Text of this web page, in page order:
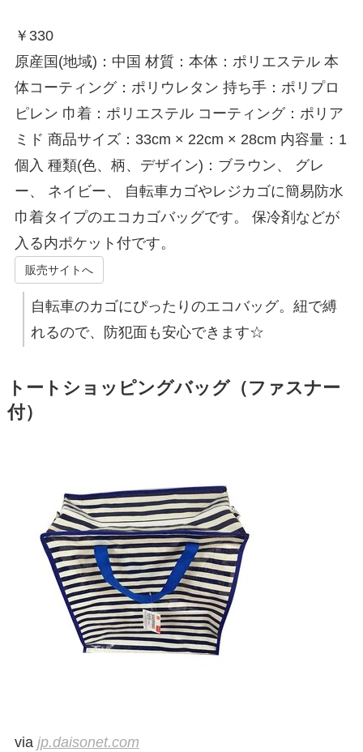
￥ 330
原産国(地域)：中国 材質：本体：ポリエステル 本
体コーティング：ポリウレタン 持ち手：ポリプロ
ピレン 巾着：ポリエステル コーティング：ポリア
ミド 商品サイズ：33cm × 22cm × 28cm 内容量：1
個入 種類(色、柄、デザイン)：ブラウン、 グレ
ー、 ネイビー、 自転車カゴやレジカゴに簡易防水
巾着タイプのエコカゴバッグです。 保冷剤などが
入る内ポケット付です。
販売サイトへ
自転車のカゴにぴったりのエコバッグ。紐で縛
れるので、防犯面も安心できます☆
トートショッピングバッグ（ファスナー
付）
via jp.daisonet.com